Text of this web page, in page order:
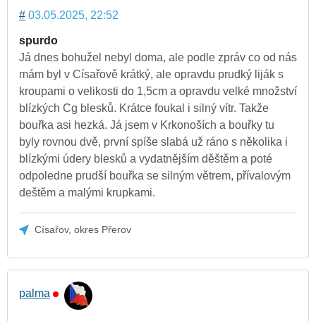
# 03.05.2025, 22:52
spurdo
Já dnes bohužel nebyl doma, ale podle zpráv co od nás
mám byl v Císařově krátký, ale opravdu prudký liják s
kroupami o velikosti do 1,5cm a opravdu velké množství
blízkých Cg blesků. Krátce foukal i silný vítr. Takže
bouřka asi hezká. Já jsem v Krkonoších a bouřky tu
byly rovnou dvě, první spíše slabá už ráno s několika i
blízkými údery blesků a vydatnějším děštěm a poté
odpoledne prudší bouřka se silným větrem, přívalovým
deštěm a malými krupkami.
Císařov, okres Přerov
palma